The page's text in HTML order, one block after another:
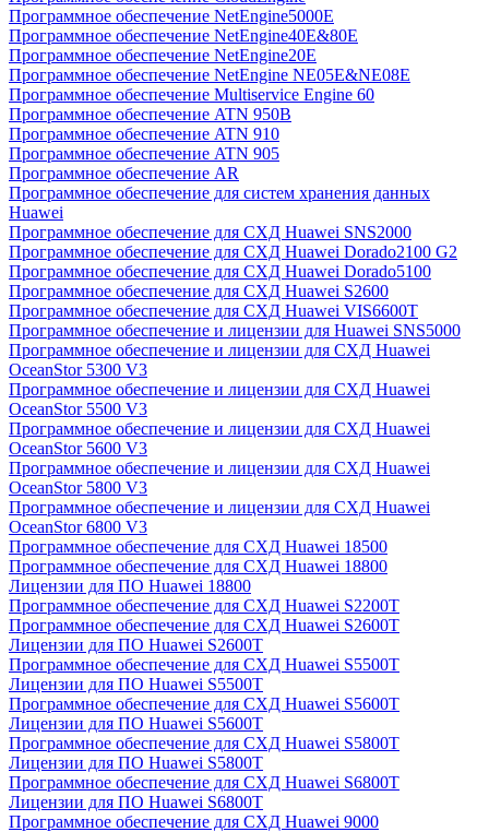
Программное обеспечение NetEngine5000E
Программное обеспечение NetEngine40E&80E
Программное обеспечение NetEngine20E
Программное обеспечение NetEngine NE05E&NE08E
Программное обеспечение Multiservice Engine 60
Программное обеспечение ATN 950B
Программное обеспечение ATN 910
Программное обеспечение ATN 905
Программное обеспечение AR
Программное обеспечение для систем хранения данных
Huawei
Программное обеспечение для СХД Huawei SNS2000
Программное обеспечение для СХД Huawei Dorado2100 G2
Программное обеспечение для СХД Huawei Dorado5100
Программное обеспечение для СХД Huawei S2600
Программное обеспечение для СХД Huawei VIS6600T
Программное обеспечение и лицензии для Huawei SNS5000
Программное обеспечение и лицензии для СХД Huawei
OceanStor 5300 V3
Программное обеспечение и лицензии для СХД Huawei
OceanStor 5500 V3
Программное обеспечение и лицензии для СХД Huawei
OceanStor 5600 V3
Программное обеспечение и лицензии для СХД Huawei
OceanStor 5800 V3
Программное обеспечение и лицензии для СХД Huawei
OceanStor 6800 V3
Программное обеспечение для СХД Huawei 18500
Программное обеспечение для СХД Huawei 18800
Лицензии для ПО Huawei 18800
Программное обеспечение для СХД Huawei S2200T
Программное обеспечение для СХД Huawei S2600T
Лицензии для ПО Huawei S2600T
Программное обеспечение для СХД Huawei S5500T
Лицензии для ПО Huawei S5500T
Программное обеспечение для СХД Huawei S5600T
Лицензии для ПО Huawei S5600T
Программное обеспечение для СХД Huawei S5800T
Лицензии для ПО Huawei S5800T
Программное обеспечение для СХД Huawei S6800T
Лицензии для ПО Huawei S6800T
Программное обеспечение для СХД Huawei 9000